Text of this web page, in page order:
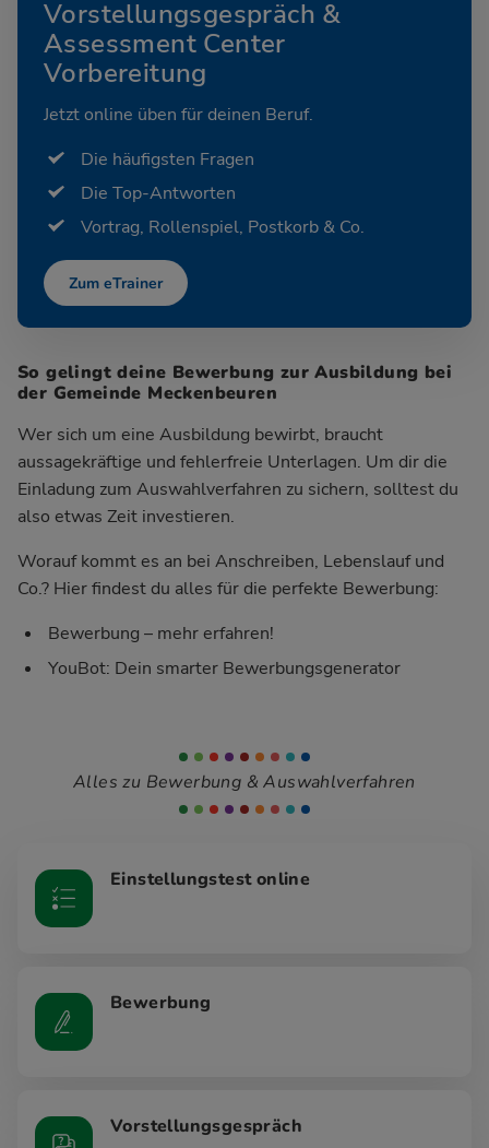
Vorstellungsgespräch &
Assessment Center
Vorbereitung
Jetzt online üben für deinen Beruf.
Die häufigsten Fragen
Die Top-Antworten
Vortrag, Rollenspiel, Postkorb & Co.
Zum eTrainer
So gelingt deine Bewerbung zur Ausbildung bei
der Gemeinde Meckenbeuren
Wer sich um eine Ausbildung bewirbt, braucht
aussagekräftige und fehlerfreie Unterlagen. Um dir die
Einladung zum Auswahlverfahren zu sichern, solltest du
also etwas Zeit investieren.
Worauf kommt es an bei Anschreiben, Lebenslauf und
Co.? Hier findest du alles für die perfekte Bewerbung:
Bewerbung – mehr erfahren!
YouBot: Dein smarter Bewerbungsgenerator
Alles zu Bewerbung & Auswahlverfahren
Einstellungstest online
Bewerbung
Vorstellungsgespräch